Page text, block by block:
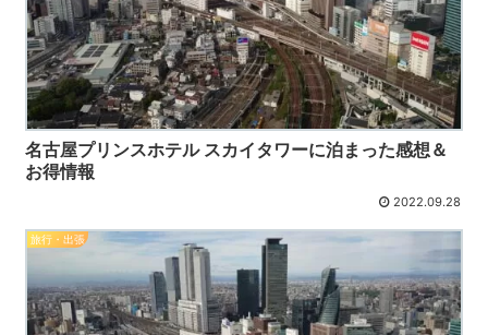
名古屋プリンスホテル スカイタワーに泊まった感想＆
お得情報
2022.09.28
旅行・出張